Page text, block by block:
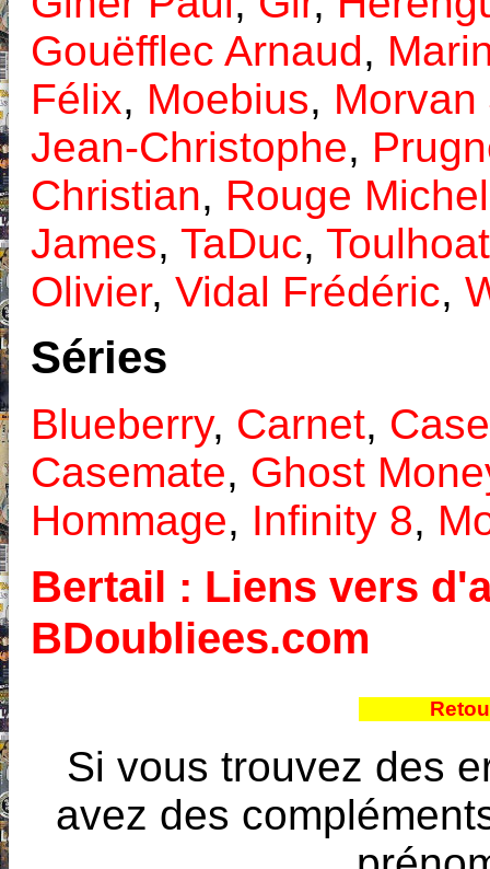
Gouëfflec Arnaud,
Félix, Moebius,
Jean-Christophe,
Christian, Rouge Michel
James, TaDuc,
Olivier, Vidal Frédéric,
Séries
Blueberry, Carnet,
Casemate, Ghost
Hommage, Infinity 8,
Bertail : Liens vers
BDoubliees.com
Si vous trouvez des
avez des